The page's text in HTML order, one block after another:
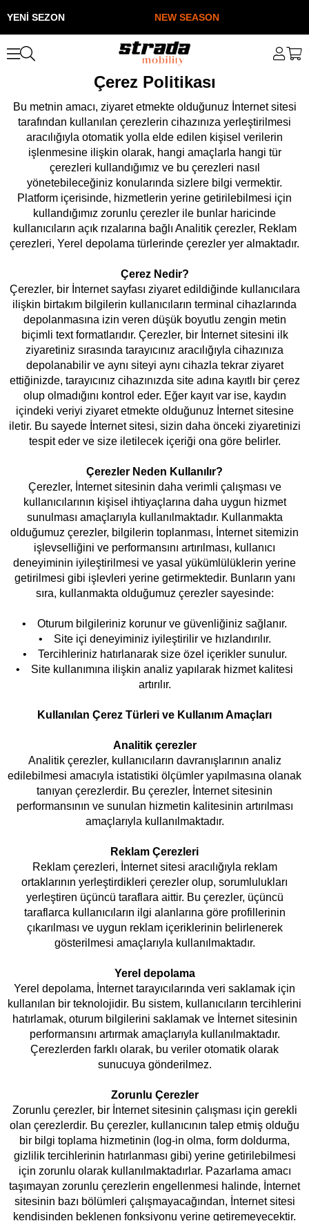
YENİ SEZON NEW SEASON
Çerez Politikası
Bu metnin amacı, ziyaret etmekte olduğunuz İnternet sitesi
tarafından kullanılan çerezlerin cihazınıza yerleştirilmesi
aracılığıyla otomatik yolla elde edilen kişisel verilerin
işlenmesine ilişkin olarak, hangi amaçlarla hangi tür
çerezleri kullandığımız ve bu çerezleri nasıl
yönetebileceğiniz konularında sizlere bilgi vermektir.
Platform içerisinde, hizmetlerin yerine getirilebilmesi için
kullandığımız zorunlu çerezler ile bunlar haricinde
kullanıcıların açık rızalarına bağlı Analitik çerezler, Reklam
çerezleri, Yerel depolama türlerinde çerezler yer almaktadır.
Çerez Nedir?
Çerezler, bir İnternet sayfası ziyaret edildiğinde kullanıcılara
ilişkin birtakım bilgilerin kullanıcıların terminal cihazlarında
depolanmasına izin veren düşük boyutlu zengin metin
biçimli text formatlarıdır. Çerezler, bir İnternet sitesini ilk
ziyaretiniz sırasında tarayıcınız aracılığıyla cihazınıza
depolanabilir ve aynı siteyi aynı cihazla tekrar ziyaret
ettiğinizde, tarayıcınız cihazınızda site adına kayıtlı bir çerez
olup olmadığını kontrol eder. Eğer kayıt var ise, kaydın
içindeki veriyi ziyaret etmekte olduğunuz İnternet sitesine
iletir. Bu sayede İnternet sitesi, sizin daha önceki ziyaretinizi
tespit eder ve size iletilecek içeriği ona göre belirler.
Çerezler Neden Kullanılır?
Çerezler, İnternet sitesinin daha verimli çalışması ve
kullanıcılarının kişisel ihtiyaçlarına daha uygun hizmet
sunulması amaçlarıyla kullanılmaktadır. Kullanmakta
olduğumuz çerezler, bilgilerin toplanması, İnternet sitemizin
işlevselliğini ve performansını artırılması, kullanıcı
deneyiminin iyileştirilmesi ve yasal yükümlülüklerin yerine
getirilmesi gibi işlevleri yerine getirmektedir. Bunların yanı
sıra, kullanmakta olduğumuz çerezler sayesinde:
• Oturum bilgileriniz korunur ve güvenliğiniz sağlanır.
• Site içi deneyiminiz iyileştirilir ve hızlandırılır.
• Tercihleriniz hatırlanarak size özel içerikler sunulur.
• Site kullanımına ilişkin analiz yapılarak hizmet kalitesi
artırılır.
Kullanılan Çerez Türleri ve Kullanım Amaçları
Analitik çerezler
Analitik çerezler, kullanıcıların davranışlarının analiz
edilebilmesi amacıyla istatistiki ölçümler yapılmasına olanak
tanıyan çerezlerdir. Bu çerezler, İnternet sitesinin
performansının ve sunulan hizmetin kalitesinin artırılması
amaçlarıyla kullanılmaktadır.
Reklam Çerezleri
Reklam çerezleri, İnternet sitesi aracılığıyla reklam
ortaklarının yerleştirdikleri çerezler olup, sorumlulukları
yerleştiren üçüncü taraflara aittir. Bu çerezler, üçüncü
taraflarca kullanıcıların ilgi alanlarına göre profillerinin
çıkarılması ve uygun reklam içeriklerinin belirlenerek
gösterilmesi amaçlarıyla kullanılmaktadır.
Yerel depolama
Yerel depolama, İnternet tarayıcılarında veri saklamak için
kullanılan bir teknolojidir. Bu sistem, kullanıcıların tercihlerini
hatırlamak, oturum bilgilerini saklamak ve İnternet sitesinin
performansını artırmak amaçlarıyla kullanılmaktadır.
Çerezlerden farklı olarak, bu veriler otomatik olarak
sunucuya gönderilmez.
Zorunlu Çerezler
Zorunlu çerezler, bir İnternet sitesinin çalışması için gerekli
olan çerezlerdir. Bu çerezler, kullanıcının talep etmiş olduğu
bir bilgi toplama hizmetinin (log-in olma, form doldurma,
gizlilik tercihlerinin hatırlanması gibi) yerine getirilebilmesi
için zorunlu olarak kullanılmaktadırlar. Pazarlama amacı
taşımayan zorunlu çerezlerin engellenmesi halinde, İnternet
sitesinin bazı bölümleri çalışmayacağından, İnternet sitesi
kendisinden beklenen fonksiyonu yerine getiremeyecektir.